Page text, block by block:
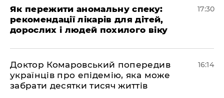
Як пережити аномальну спеку:
рекомендації лікарів для дітей,
дорослих і людей похилого віку
17:30
Доктор Комаровський попередив
українців про епідемію, яка може
забрати десятки тисяч життів
16:14